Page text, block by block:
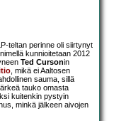
teltan perinne oli siirtynyt
kunnioitetaan 2012
Ted Cursonin
, mikä ei Aaltosen
sauma, sillä
tauko omasta
kuitenkin pystyin
minkä jälkeen aivojen